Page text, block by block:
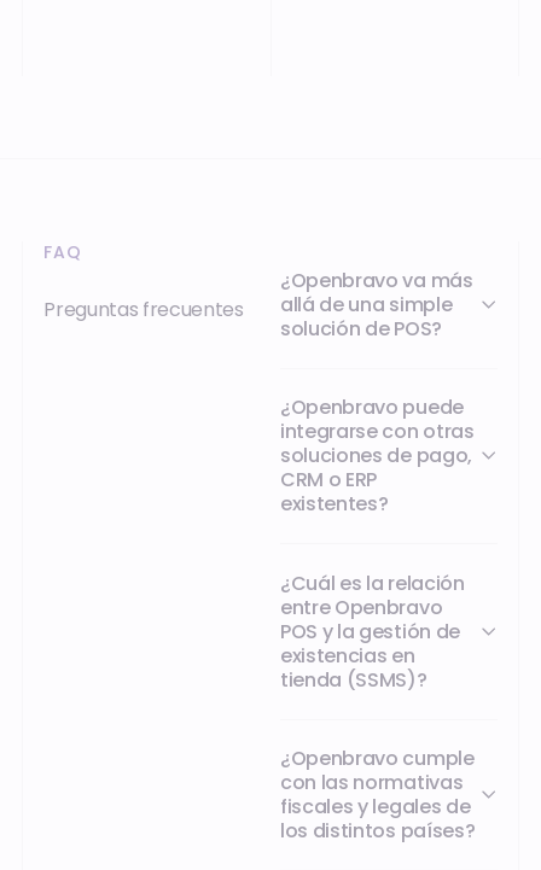
FAQ
Preguntas frecuentes
¿Openbravo va más
allá de una simple
solución de POS?
¿Openbravo puede
integrarse con otras
soluciones de pago,
CRM o ERP
existentes?
¿Cuál es la relación
entre Openbravo
POS y la gestión de
existencias en
tienda (SSMS)?
¿Openbravo cumple
con las normativas
fiscales y legales de
los distintos países?